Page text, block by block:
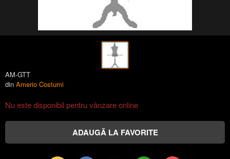
AM-GTT
din Amerio Costumi
Nu este disponibil pentru vânzare online